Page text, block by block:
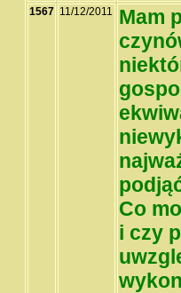
1567 11/12/2011
Mam
Co
i czy